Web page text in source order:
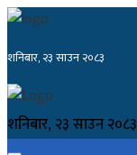
शनिबार, २३ साउन २०८३
शनिबार, २३ साउन २०८३